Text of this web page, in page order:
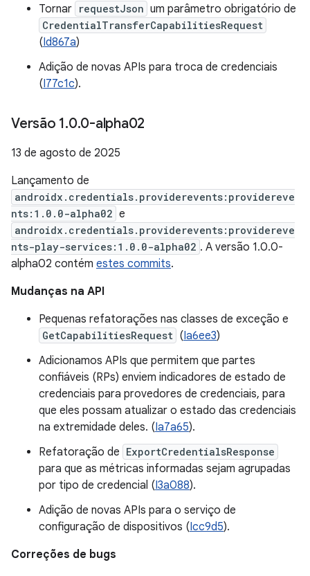
Tornar requestJson um parâmetro obrigatório de
CredentialTransferCapabilitiesRequest
(Id867a)
Adição de novas APIs para troca de credenciais
(I77c1c).
Versão 1.0.0-alpha02
13 de agosto de 2025
Lançamento de
androidx.credentials.providerevents:providereve
nts:1.0.0-alpha02 e
androidx.credentials.providerevents:providereve
nts-play-services:1.0.0-alpha02 . A versão 1.0.0-
alpha02 contém estes commits.
Mudanças na API
Pequenas refatorações nas classes de exceção e
GetCapabilitiesRequest (Ia6ee3)
Adicionamos APIs que permitem que partes
confiáveis (RPs) enviem indicadores de estado de
credenciais para provedores de credenciais, para
que eles possam atualizar o estado das credenciais
na extremidade deles. (Ia7a65).
Refatoração de ExportCredentialsResponse
para que as métricas informadas sejam agrupadas
por tipo de credencial (I3a088).
Adição de novas APIs para o serviço de
configuração de dispositivos (Icc9d5).
Correções de bugs